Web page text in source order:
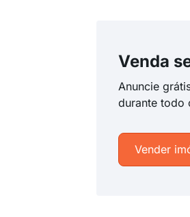
Venda
Anuncie
durante todo
Vender